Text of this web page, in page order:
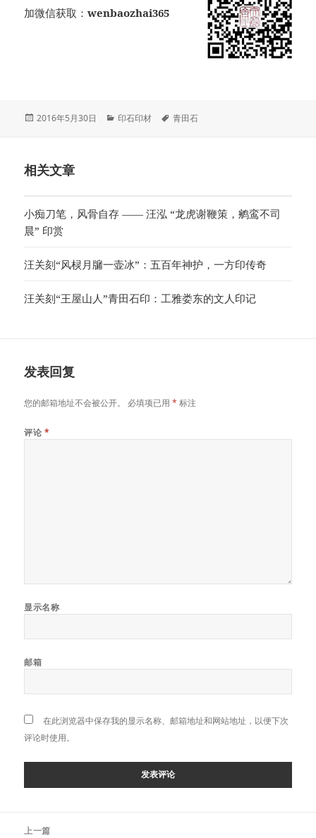
加微信获取：wenbaozhai365
发
2016年5月30日
分
印石印材
标
青田石
相关文章
小痴刀笔，风骨自存 —— 汪泓 “龙虎谢鞭策，鹓鸾不司
晨” 印赏
汪关刻“风棂月牖一壶冰”：五百年神护，一方印传奇
汪关刻“王屋山人”青田石印：工雅娄东的文人印记
发表回复
您的邮箱地址不会被公开。 必填项已用* 标注
评论 *
显示名称
邮箱
在此浏览器中保存我的显示名称、邮箱地址和网站地址，以便下次
评论时使用。
上一篇